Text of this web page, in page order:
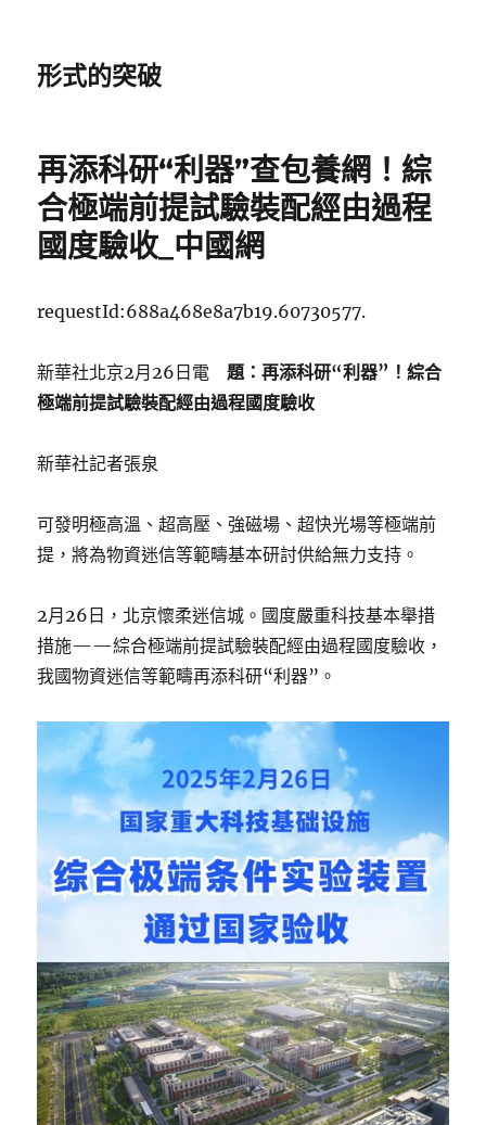
形式的突破
再添科研“利器”查包養網！綜
合極端前提試驗裝配經由過程
國度驗收_中國網
requestId:688a468e8a7b19.60730577.
新華社北京2月26日電 題：再添科研“利器”！綜合
極端前提試驗裝配經由過程國度驗收
新華社記者張泉
可發明極高溫、超高壓、強磁場、超快光場等極端前
提，將為物資迷信等範疇基本研討供給無力支持。
2月26日，北京懷柔迷信城。國度嚴重科技基本舉措
措施——綜合極端前提試驗裝配經由過程國度驗收，
我國物資迷信等範疇再添科研“利器”。